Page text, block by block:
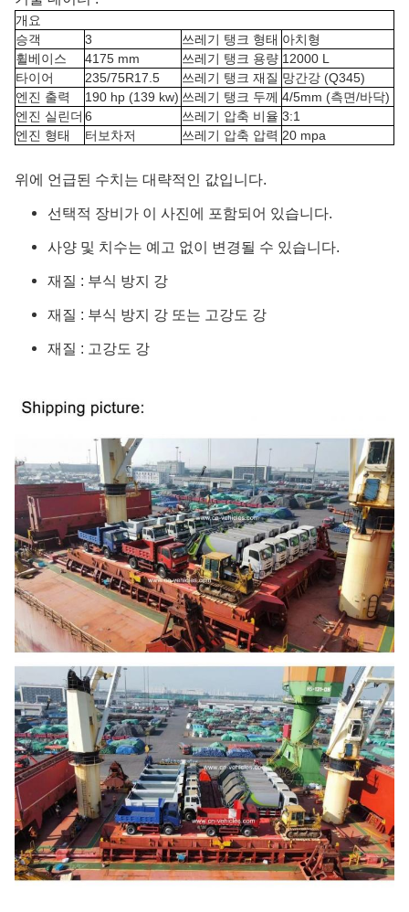
개요
승객
3 쓰레기 탱크 형태 아치형
휠베이스
4175 mm 쓰레기 탱크 용량 12000 L
타이어
235/75R17.5 쓰레기 탱크 재질 망간강 (Q345)
엔진 출력
190 hp (139 kw) 쓰레기 탱크 두께 4/5mm (측면/바닥)
엔진 실린더 6 쓰레기 압축 비율 3:1
엔진 형태
터보차저 쓰레기 압축 압력 20 mpa
위에 언급된 수치는 대략적인 값입니다.
선택적 장비가 이 사진에 포함되어 있습니다.
사양 및 치수는 예고 없이 변경될 수 있습니다.
재질 : 부식 방지 강
재질 : 부식 방지 강 또는 고강도 강
재질 : 고강도 강